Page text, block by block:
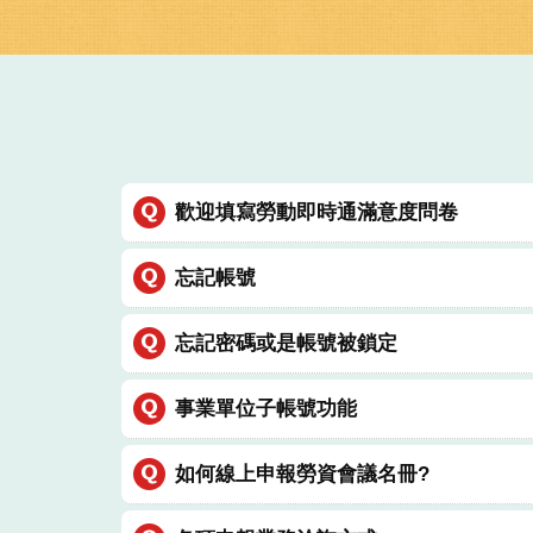
歡迎填寫勞動即時通滿意度問卷
忘記帳號
忘記密碼或是帳號被鎖定
事業單位子帳號功能
如何線上申報勞資會議名冊?